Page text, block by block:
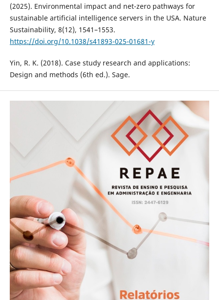
(2025). Environmental impact and net-zero pathways for
sustainable artificial intelligence servers in the USA. Nature
Sustainability, 8(12), 1541–1553.
https://doi.org/10.1038/s41893-025-01681-y
Yin, R. K. (2018). Case study research and applications:
Design and methods (6th ed.). Sage.